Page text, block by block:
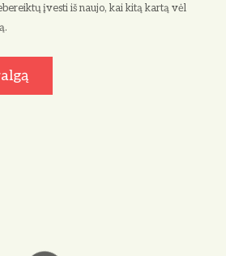
įvesti iš naujo, kai kitą kartą vėl